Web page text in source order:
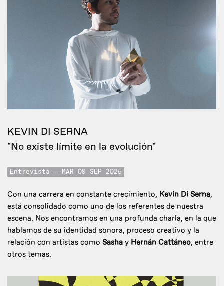
KEVIN DI SERNA
"No existe límite en la evolución"
Entrevista MAR 09 SEP 2025
Con una carrera en constante crecimiento, Kevin Di Serna,
está consolidado como uno de los referentes de nuestra
escena. Nos encontramos en una profunda charla, en la que
hablamos de su identidad sonora, proceso creativo y la
relación con artistas como Sasha y Hernán Cattáneo, entre
otros temas.